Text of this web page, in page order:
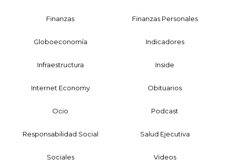
Finanzas Finanzas Personales
Globoeconomía Indicadores
Infraestructura Inside
Internet Economy Obituarios
Ocio Podcast
Responsabilidad Social Salud Ejecutiva
Sociales Videos